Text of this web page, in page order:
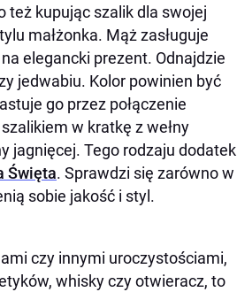
też kupując szalik dla swojej
małżonka. Mąż zasługuje
elegancki prezent. Odnajdzie
jedwabiu. Kolor powinien być
go przez połączenie
w kratkę z wełny
jagnięcej. Tego rodzaju dodatek
Święta. Sprawdzi się zarówno w
sobie jakość i styl.
czy innymi uroczystościami,
whisky czy otwieracz, to